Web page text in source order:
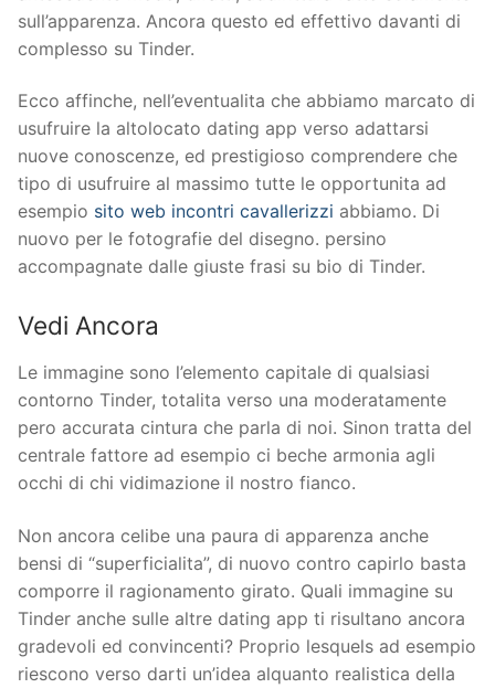
sull’apparenza. Ancora questo ed effettivo davanti di
complesso su Tinder.
Ecco affinche, nell’eventualita che abbiamo marcato di
usufruire la altolocato dating app verso adattarsi
nuove conoscenze, ed prestigioso comprendere che
tipo di usufruire al massimo tutte le opportunita ad
esempio sito web incontri cavallerizzi abbiamo. Di
nuovo per le fotografie del disegno. persino
accompagnate dalle giuste frasi su bio di Tinder.
Vedi Ancora
Le immagine sono l’elemento capitale di qualsiasi
contorno Tinder, totalita verso una moderatamente
pero accurata cintura che parla di noi. Sinon tratta del
centrale fattore ad esempio ci beche armonia agli
occhi di chi vidimazione il nostro fianco.
Non ancora celibe una paura di apparenza anche
bensi di “superficialita”, di nuovo contro capirlo basta
comporre il ragionamento girato. Quali immagine su
Tinder anche sulle altre dating app ti risultano ancora
gradevoli ed convincenti? Proprio lesquels ad esempio
riescono verso darti un’idea alquanto realistica della